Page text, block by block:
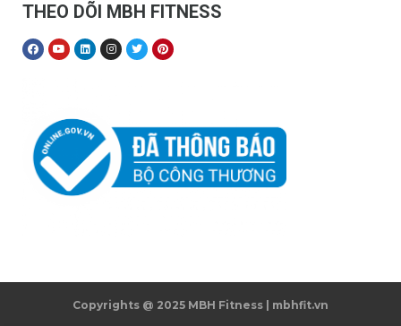
THEO DÕI MBH FITNESS
Copyrights @ 2025 MBH Fitness | mbhfit.vn